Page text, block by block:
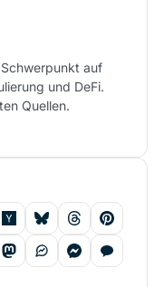
auf
und DeFi.
Quellen.